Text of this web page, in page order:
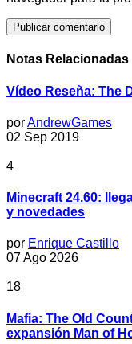
Notas Relacionadas
Vídeo Reseña: The
porAndrewGames
02 Sep 2019
4
Minecraft 24.60:
y novedades
por Enrique Castillo
07 Ago 2026
18
Mafia: The Old
expansión Man of